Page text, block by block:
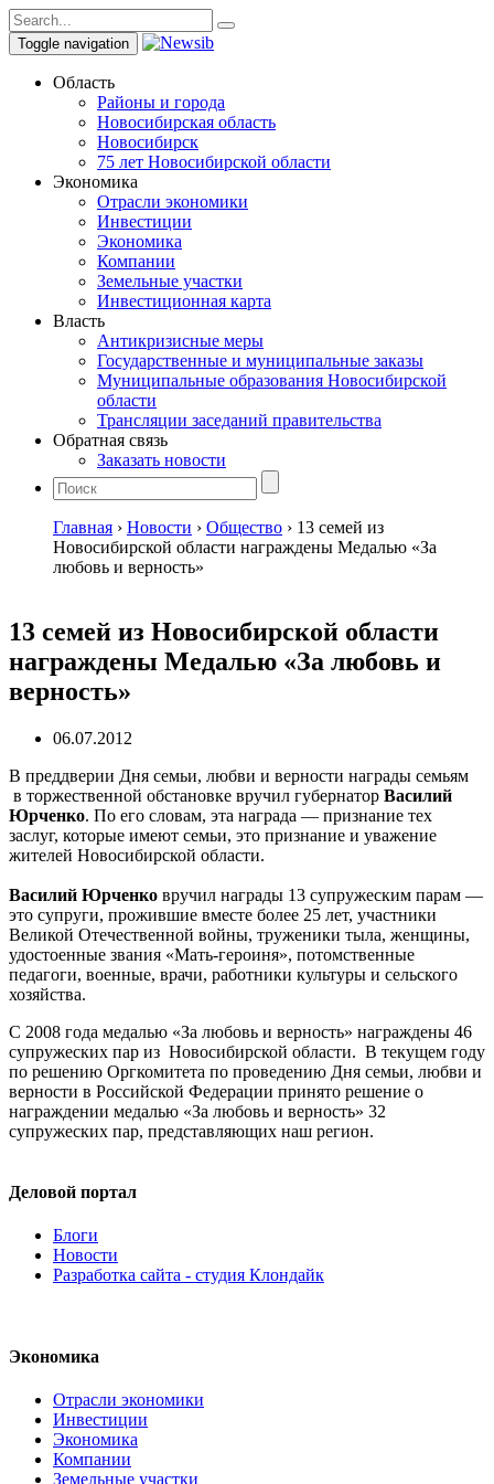
Toggle navigation
Область
Районы и города
Новосибирская область
Новосибирск
75 лет Новосибирской области
Экономика
Отрасли экономики
Инвестиции
Экономика
Компании
Земельные участки
Инвестиционная карта
Власть
Антикризисные меры
Государственные и муниципальные заказы
Муниципальные образования Новосибирской
области
Трансляции заседаний правительства
Обратная связь
Заказать новости
Главная › Новости › Общество › 13 семей из
Новосибирской области награждены Медалью «За
любовь и верность»
13 семей из Новосибирской области
награждены Медалью «За любовь и
верность»
06.07.2012
В преддверии Дня семьи, любви и верности награды семьям
в торжественной обстановке вручил губернатор Василий
Юрченко. По его словам, эта награда — признание тех
заслуг, которые имеют семьи, это признание и уважение
жителей Новосибирской области.
Василий Юрченко вручил награды 13 супружеским парам —
это супруги, прожившие вместе более 25 лет, участники
Великой Отечественной войны, труженики тыла, женщины,
удостоенные звания «Мать-героиня», потомственные
педагоги, военные, врачи, работники культуры и сельского
хозяйства.
С 2008 года медалью «За любовь и верность» награждены 46
супружеских пар из Новосибирской области. В текущем году
по решению Оргкомитета по проведению Дня семьи, любви и
верности в Российской Федерации принято решение о
награждении медалью «За любовь и верность» 32
супружеских пар, представляющих наш регион.
Деловой портал
Блоги
Новости
Разработка сайта - студия Клондайк
Экономика
Отрасли экономики
Инвестиции
Экономика
Компании
Земельные участки